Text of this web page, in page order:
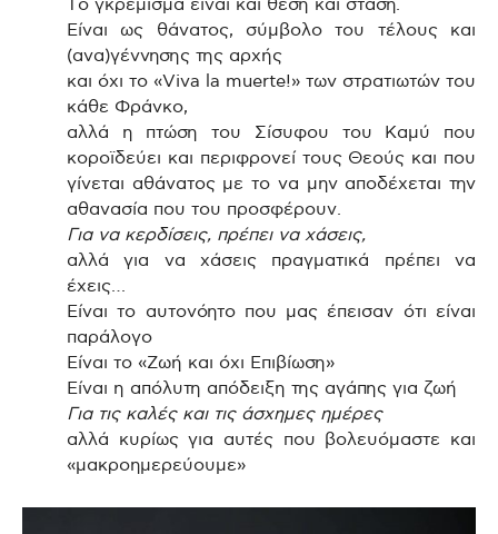
Το γκρέμισμα είναι και θέση και στάση.
Είναι ως θάνατος, σύμβολο του τέλους και
(ανα)γέννησης της αρχής
και όχι το «Viva la muerte!» των στρατιωτών του
κάθε Φράνκο,
αλλά η πτώση του Σίσυφου του Καμύ που
κοροϊδεύει και περιφρονεί τους Θεούς και που
γίνεται αθάνατος με το να μην αποδέχεται την
αθανασία που του προσφέρουν.
Για να κερδίσεις, πρέπει να χάσεις,
αλλά για να χάσεις πραγματικά πρέπει να
έχεις…
Είναι το αυτονόητο που μας έπεισαν ότι είναι
παράλογο
Είναι το «Ζωή και όχι Επιβίωση»
Είναι η απόλυτη απόδειξη της αγάπης για ζωή
Για τις καλές και τις άσχημες ημέρες
αλλά κυρίως για αυτές που βολευόμαστε και
«μακροημερεύουμε»